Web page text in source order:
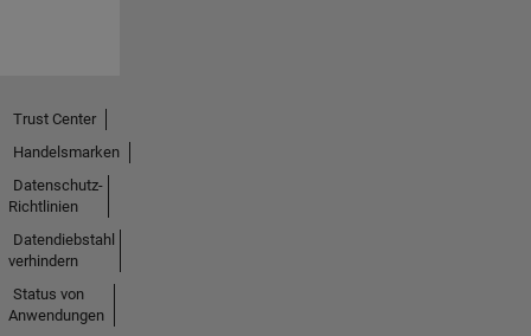
Trust Center
Handelsmarken
Datenschutz-
Richtlinien
Datendiebstahl
verhindern
Status von
Anwendungen